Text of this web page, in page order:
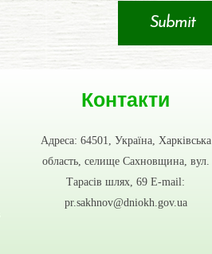
Контакти
Адреса: 64501, Україна, Харківська
область, селище Сахновщина, вул.
Тарасів шлях, 69 E-mail:
pr.sakhnov@dniokh.gov.ua